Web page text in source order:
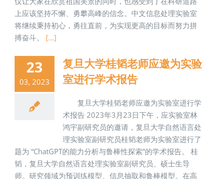
上应该坚持不懈、勇攀高峰的信念。中文信息处理实验室
将继续秉持初心，勇往直前，为实现更高的目标而努力拼
搏奋斗。 [...]
23
03, 2023
复旦大学桂韬老师应邀为实验
室进行学术报告
复旦大学桂韬老师应邀为实验室进行学
术报告 2023年3月23日下午，应实验室林
鸿宇副研究员的邀请，复旦大学自然语言处
理实验室副研究员桂韬老师为实验室进行了
题为 “ChatGPT的能力分析与鲁棒性探索”的学术报告。 桂
韬，复旦大学自然语言处理实验室副研究员、硕士生导
师。研究领域为预训练模型、信息抽取和鲁棒模型。在高